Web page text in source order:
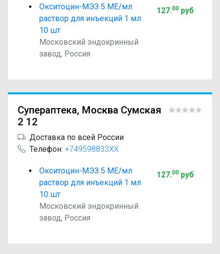
Окситоцин-МЭЗ 5 МЕ/мл
раствор для инъекций 1 мл
10 шт
Московский эндокринный
завод, Россия
127.00руб
Супераптека, Москва Сумская
2 12
Доставка по всей России
Телефон: +749598833XX
Окситоцин-МЭЗ 5 МЕ/мл
раствор для инъекций 1 мл
10 шт
Московский эндокринный
завод, Россия
127.00руб